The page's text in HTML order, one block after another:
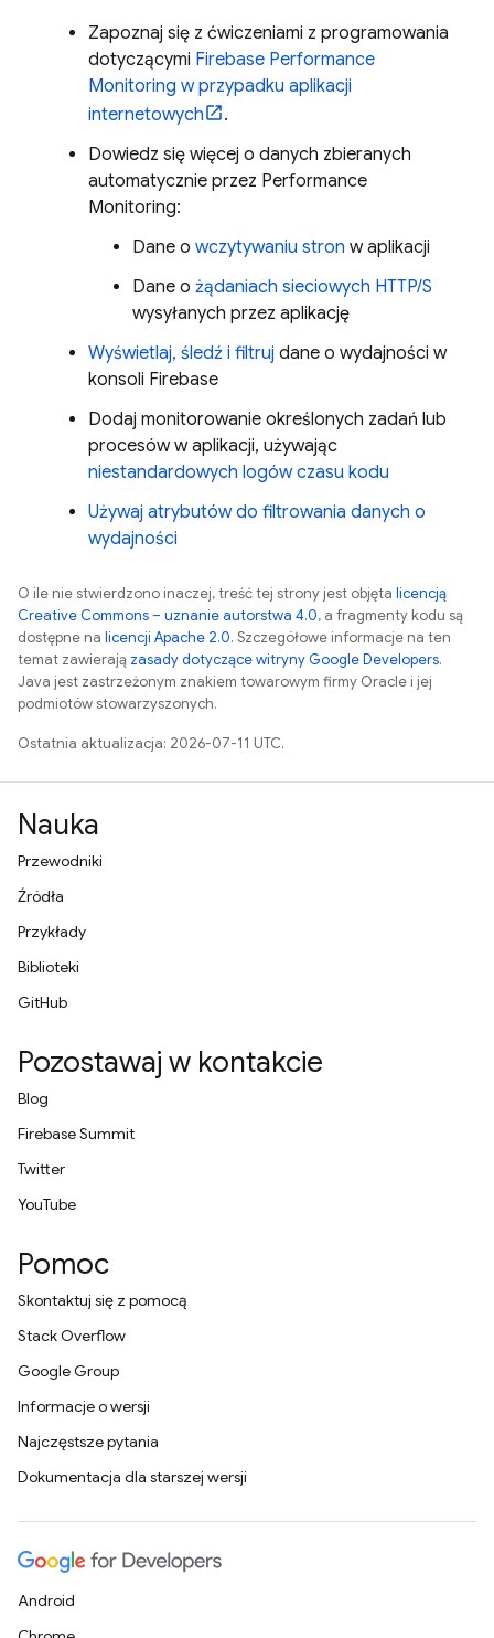
Zapoznaj się z ćwiczeniami z programowania
dotyczącymi Firebase Performance
Monitoring w przypadku aplikacji
internetowych
.
Dowiedz się więcej o danych zbieranych
automatycznie przez Performance
Monitoring:
Dane o wczytywaniu stron w aplikacji
Dane o żądaniach sieciowych HTTP/S
wysyłanych przez aplikację
Wyświetlaj, śledź i filtruj dane o wydajności w
konsoli Firebase
Dodaj monitorowanie określonych zadań lub
procesów w aplikacji, używając
niestandardowych logów czasu kodu
Używaj atrybutów do filtrowania danych o
wydajności
O ile nie stwierdzono inaczej, treść tej strony jest objęta licencją
Creative Commons – uznanie autorstwa 4.0, a fragmenty kodu są
dostępne na licencji Apache 2.0. Szczegółowe informacje na ten
temat zawierają zasady dotyczące witryny Google Developers.
Java jest zastrzeżonym znakiem towarowym firmy Oracle i jej
podmiotów stowarzyszonych.
Ostatnia aktualizacja: 2026-07-11 UTC.
Nauka
Przewodniki
Źródła
Przykłady
Biblioteki
GitHub
Pozostawaj w kontakcie
Blog
Firebase Summit
Twitter
YouTube
Pomoc
Skontaktuj się z pomocą
Stack Overflow
Google Group
Informacje o wersji
Najczęstsze pytania
Dokumentacja dla starszej wersji
Android